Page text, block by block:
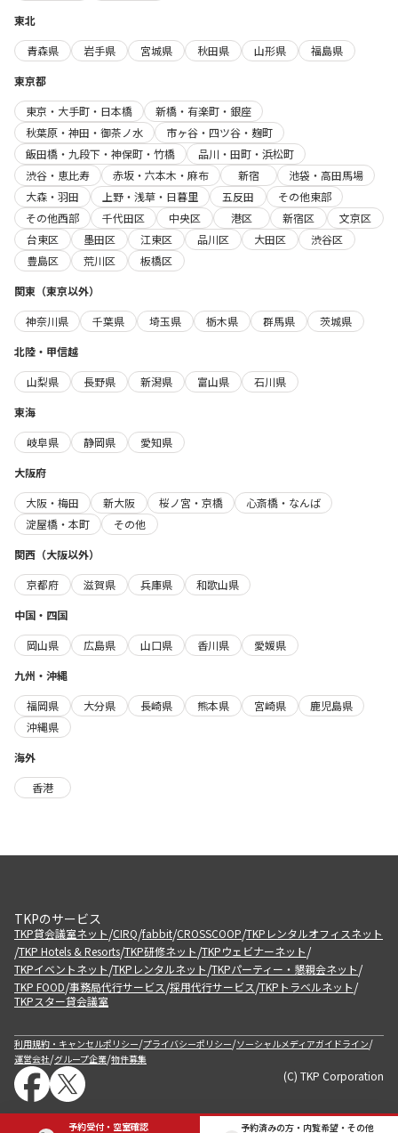
予約受付・空室確認 予約済みの方・内覧希望・その他
東北
青森県
岩手県 宮城県 秋田県 山形県
福島県
東京都
東京・大手町・日本橋
新橋・有楽町・銀座
秋葉原・神田・御茶ノ水
市ヶ谷・四ツ谷・麹町
飯田橋・九段下・神保町・竹橋
品川・田町・浜松町
渋谷・恵比寿
赤坂・六本木・麻布 新宿
池袋・高田馬場
大森・羽田
上野・浅草・日暮里 五反田
その他東部
その他西部
千代田区 中央区 港区 新宿区
文京区
台東区
墨田区 江東区 品川区 大田区
渋谷区
豊島区
荒川区
板橋区
関東（東京以外）
神奈川県
千葉県 埼玉県 栃木県 群馬県
茨城県
北陸・甲信越
山梨県
長野県 新潟県 富山県
石川県
東海
岐阜県
静岡県
愛知県
大阪府
大阪・梅田
新大阪 桜ノ宮・京橋
心斎橋・なんば
淀屋橋・本町
その他
関西（大阪以外）
京都府
滋賀県 兵庫県
和歌山県
中国・四国
岡山県
広島県 山口県 香川県
愛媛県
九州・沖縄
福岡県
大分県 長崎県 熊本県 宮崎県
鹿児島県
沖縄県
海外
香港
TKPのサービス
TKP貸会議室ネット/CIRQ/fabbit/CROSSCOOP/TKPレンタルオフィスネット
/TKP Hotels & Resorts/TKP研修ネット/TKPウェビナーネット/
TKPイベントネット/TKPレンタルネット/TKPパーティー・懇親会ネット/
TKP FOOD/事務局代行サービス/採用代行サービス/TKPトラベルネット/
TKPスター貸会議室
利用規約・キャンセルポリシー/プライバシーポリシー/ソーシャルメディアガイドライン/
運営会社/グループ企業/物件募集
(C) TKP Corporation